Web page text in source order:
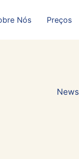
Nós Preços
News